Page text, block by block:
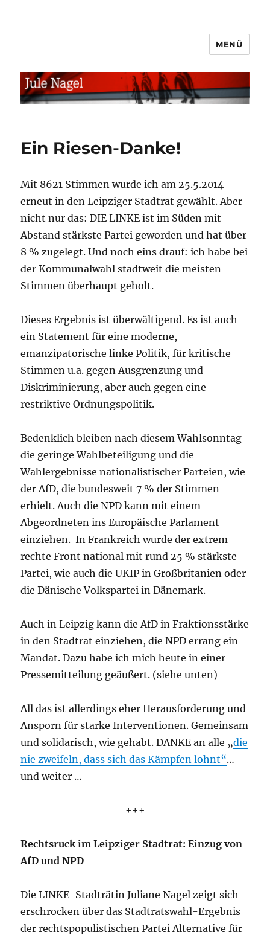
MENÜ
Ein Riesen-Danke!
Mit 8621 Stimmen wurde ich am 25.5.2014
erneut in den Leipziger Stadtrat gewählt. Aber
nicht nur das: DIE LINKE ist im Süden mit
Abstand stärkste Partei geworden und hat über
8 % zugelegt. Und noch eins drauf: ich habe bei
der Kommunalwahl stadtweit die meisten
Stimmen überhaupt geholt.
Dieses Ergebnis ist überwältigend. Es ist auch
ein Statement für eine moderne,
emanzipatorische linke Politik, für kritische
Stimmen u.a. gegen Ausgrenzung und
Diskriminierung, aber auch gegen eine
restriktive Ordnungspolitik.
Bedenklich bleiben nach diesem Wahlsonntag
die geringe Wahlbeteiligung und die
Wahlergebnisse nationalistischer Parteien, wie
der AfD, die bundesweit 7 % der Stimmen
erhielt. Auch die NPD kann mit einem
Abgeordneten ins Europäische Parlament
einziehen. In Frankreich wurde der extrem
rechte Front national mit rund 25 % stärkste
Partei, wie auch die UKIP in Großbritanien oder
die Dänische Volkspartei in Dänemark.
Auch in Leipzig kann die AfD in Fraktionsstärke
in den Stadtrat einziehen, die NPD errang ein
Mandat. Dazu habe ich mich heute in einer
Pressemitteilung geäußert. (siehe unten)
All das ist allerdings eher Herausforderung und
Ansporn für starke Interventionen. Gemeinsam
und solidarisch, wie gehabt. DANKE an alle „die
nie zweifeln, dass sich das Kämpfen lohnt“…
und weiter …
+++
Rechtsruck im Leipziger Stadtrat: Einzug von
AfD und NPD
Die LINKE-Stadträtin Juliane Nagel zeigt sich
erschrocken über das Stadtratswahl-Ergebnis
der rechtspopulistischen Partei Alternative für